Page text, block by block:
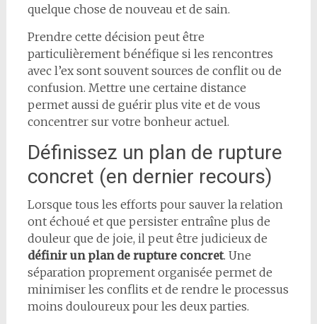
quelque chose de nouveau et de sain.
Prendre cette décision peut être
particulièrement bénéfique si les rencontres
avec l’ex sont souvent sources de conflit ou de
confusion. Mettre une certaine distance
permet aussi de guérir plus vite et de vous
concentrer sur votre bonheur actuel.
Définissez un plan de rupture
concret (en dernier recours)
Lorsque tous les efforts pour sauver la relation
ont échoué et que persister entraîne plus de
douleur que de joie, il peut être judicieux de
définir un plan de rupture concret. Une
séparation proprement organisée permet de
minimiser les conflits et de rendre le processus
moins douloureux pour les deux parties.